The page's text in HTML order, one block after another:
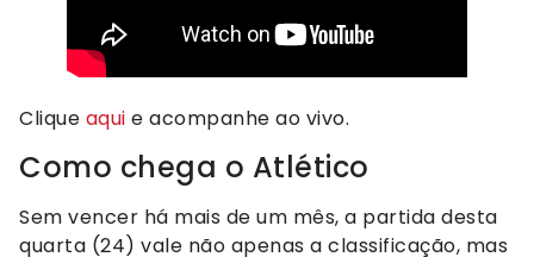
Clique aqui e acompanhe ao vivo.
Como chega o Atlético
Sem vencer há mais de um mês, a partida desta
quarta (24) vale não apenas a classificação, mas